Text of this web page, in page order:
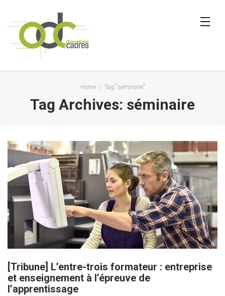
Home / Tag "séminaire"
Tag Archives: séminaire
[Tribune] L’entre-trois formateur : entreprise
et enseignement à l’épreuve de
l’apprentissage